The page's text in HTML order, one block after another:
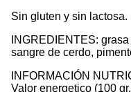
Sin gluten y sin lactosa.
INGREDIENTES:
sangre de cerdo,
INFORMACIÓN
Valor energetico (100